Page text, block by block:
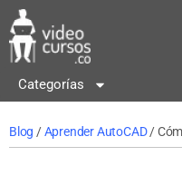
Categorías
Blog /Aprender AutoCAD/